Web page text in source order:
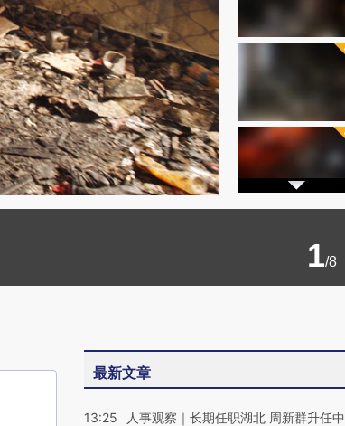
1/8
最新文章
13:25
人事观察｜长期任职湖北 周新群升任中